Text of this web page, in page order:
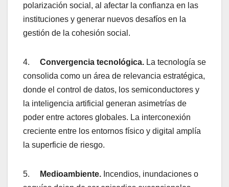
polarización social, al afectar la confianza en las
instituciones y generar nuevos desafíos en la
gestión de la cohesión social.
4. Convergencia tecnológica. La tecnología se
consolida como un área de relevancia estratégica,
donde el control de datos, los semiconductores y
la inteligencia artificial generan asimetrías de
poder entre actores globales. La interconexión
creciente entre los entornos físico y digital amplía
la superficie de riesgo.
5. Medioambiente. Incendios, inundaciones o